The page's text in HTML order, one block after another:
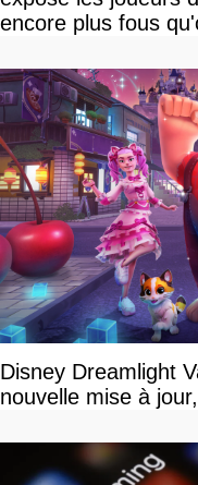
encore plus fous
Disney Dreamlight
nouvelle mise à